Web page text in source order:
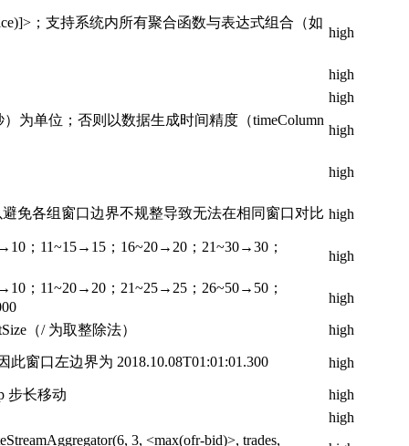
；支持系统内所有聚合函数与表达式组合（如
high
high
high
）为单位；否则以数据生成时间精度（timeColumn
high
high
免各组窗口边界不规整导致无法在相同窗口对比 high
；11~15→15；16~20→20；21~30→30；
high
；11~20→20；21~25→25；26~50→50；
high
（/ 为取整除法） high
此窗口左边界为 2018.10.08T01:01:01.300 high
步长移动
high
high
3, <max(ofr-bid)>, trades,